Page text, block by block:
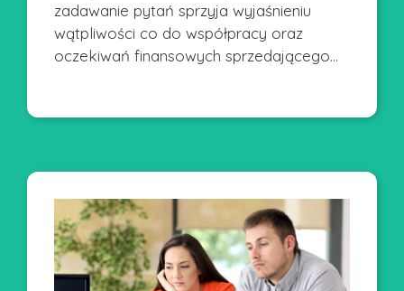
zadawanie pytań sprzyja wyjaśnieniu
wątpliwości co do współpracy oraz
oczekiwań finansowych sprzedającego…